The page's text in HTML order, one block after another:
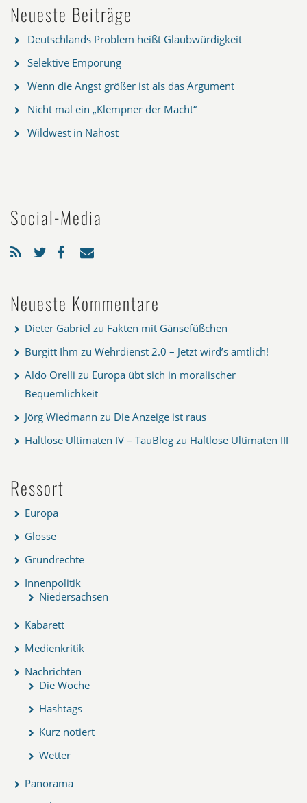
Neueste Beiträge
Deutschlands Problem heißt Glaubwürdigkeit
Selektive Empörung
Wenn die Angst größer ist als das Argument
Nicht mal ein „Klempner der Macht“
Wildwest in Nahost
Social-Media
Neueste Kommentare
Dieter Gabriel zu Fakten mit Gänsefüßchen
Burgitt Ihm zu Wehrdienst 2.0 – Jetzt wird’s amtlich!
Aldo Orelli zu Europa übt sich in moralischer
Bequemlichkeit
Jörg Wiedmann zu Die Anzeige ist raus
Haltlose Ultimaten IV – TauBlog zu Haltlose Ultimaten III
Ressort
Europa
Glosse
Grundrechte
Innenpolitik
Niedersachsen
Kabarett
Medienkritik
Nachrichten
Die Woche
Hashtags
Kurz notiert
Wetter
Panorama